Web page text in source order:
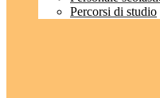
Percorsi di studio